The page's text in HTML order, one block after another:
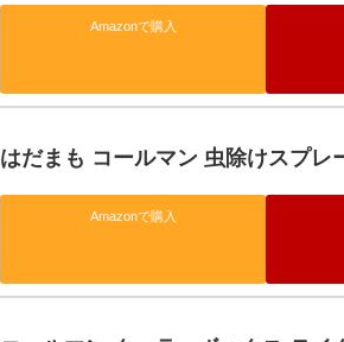
Amazonで購入
はだまも コールマン 虫除けスプレ
Amazonで購入